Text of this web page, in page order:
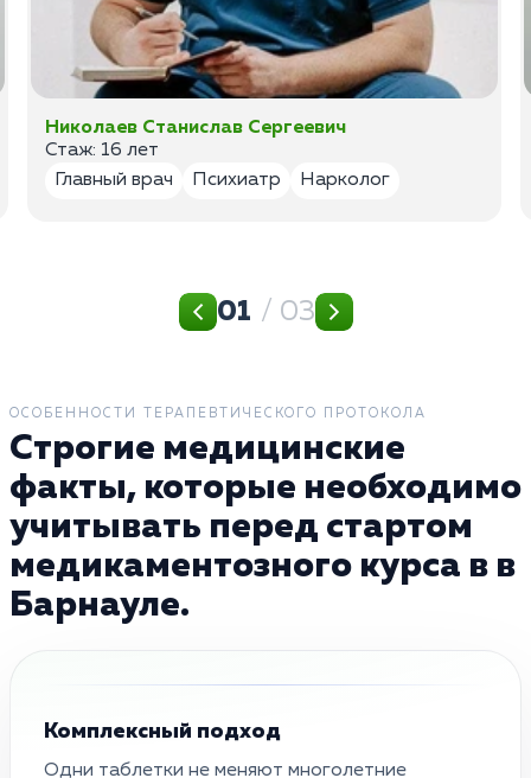
Николаев Станислав Сергеевич
Стаж: 16 лет
Главный врач
Психиатр Нарколог
01 / 03
ОСОБЕННОСТИ ТЕРАПЕВТИЧЕСКОГО ПРОТОКОЛА
Строгие медицинские
факты, которые необходимо
учитывать перед стартом
медикаментозного курса в в
Барнауле.
Комплексный подход
Одни таблетки не меняют многолетние